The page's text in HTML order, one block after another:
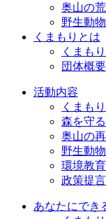
奥山の
野生動
くまもりとは
くまも
団体概要
活動内容
くまも
森を守る
奥山の
野生動
環境教育
政策提言
あなたにでき